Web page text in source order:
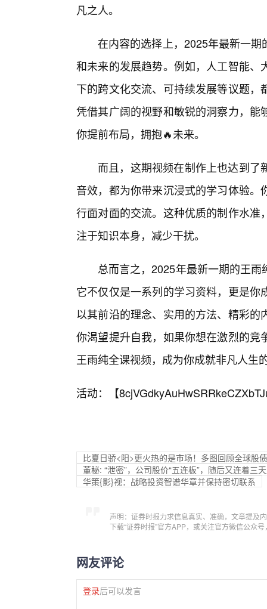
凡之人。
在内容的选择上，2025年最新一
和未来的发展趋势。例如，人工智能
下的跨文化交流、可持续发展等议题
凭借其广阔的视野和敏锐的洞察力，
你提前布局，拥抱🔥未来。
而且，这期视频在制作上也达到
音效，都为你带来沉浸式的学习体验
行面对面的交流。这种优质的制作水
注于知识本身，减少干扰。
总而言之，2025年最新一期的王
它不仅仅是一系列的学习资料，更是
以其前沿的理念、实用的方法、精彩
你渴望提升自我，如果你想在激烈的
王雨纯全课视频，成为你成就非凡人生
活动：【
比夏日骄<阳>更火热的是市场！多图回顾全球股
董秘: “泄密”，公司股价“五连板”，随后又连着三
华策{影}视：战略投资智谱华章并保持密切联系
声明：证券时报力求信息真实、准确，文章提及
下载“证券时报”官方APP，或关注官方微信公众
网友评论
登录后可以发言